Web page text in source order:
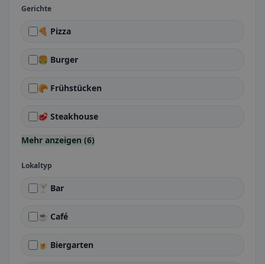
Gerichte
🍕 Pizza
🍔 Burger
🥐 Frühstücken
🥩 Steakhouse
Mehr anzeigen (6)
Lokaltyp
🍸 Bar
☕ Café
🍺 Biergarten